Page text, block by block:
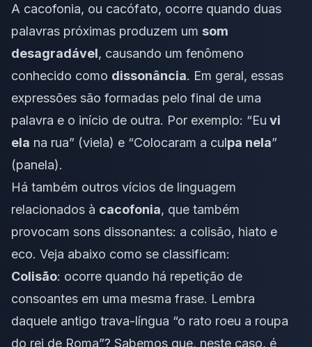
A cacofonia, ou cacófato, ocorre quando duas
palavras próximas produzem um som
desagradável, causando um fenômeno
conhecido como dissonância. Em geral, essas
expressões são formadas pelo final de uma
palavra e o início de outra. Por exemplo: “Eu vi
ela na rua” (viela) e “Colocaram a culpa nela”
(panela).
Há também outros vícios de linguagem
relacionados à cacofonia, que também
provocam sons dissonantes: a colisão, hiato e
eco. Veja abaixo como se classificam:
Colisão: ocorre quando há repetição de
consoantes em uma mesma frase. Lembra
daquele antigo trava-língua “o rato roeu a roupa
do rei de Roma”? Sabemos que, neste caso, é